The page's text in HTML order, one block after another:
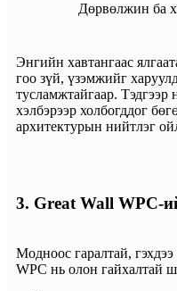
Дөрвөлжин ба
Энгийн хавтангаас
гоо зүй, үзэмжийг
тусламжтайгаар. Тэдгээр
хэлбэрээр холбогддог
архитектурын нийтлэг
3. Great Wall WPC-
Модноос гаралтай,
WPC нь олон гайхалтай